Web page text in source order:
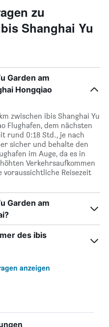
zu
Shanghai Yu
Garden am
Hongqiao
zwischen ibis Shanghai Yu
Flughafen, dem nächsten
rund 0:18 Std., je nach
sicher und behalte den
im Auge, da es in
Verkehrsaufkommen
voraussichtliche Reisezeit
Garden am
des ibis
anzeigen